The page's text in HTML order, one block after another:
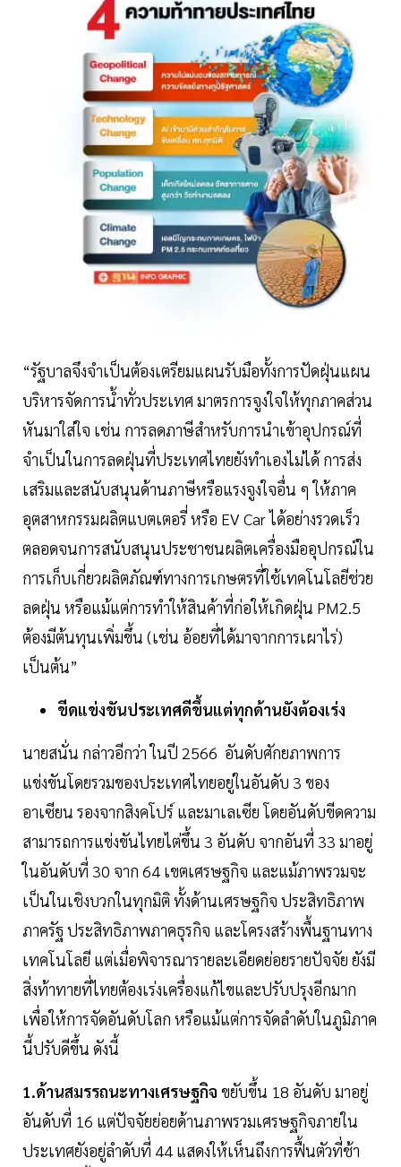
“รัฐบาลจึงจำเป็นต้องเตรียมแผนรับมือทั้งการปัดฝุ่นแผน
บริหารจัดการน้ำทั่วประเทศ มาตรการจูงใจให้ทุกภาคส่วน
หันมาใส่ใจ เช่น การลดภาษีสำหรับการนำเข้าอุปกรณ์ที่
จำเป็นในการลดฝุ่นที่ประเทศไทยยังทำเองไม่ได้ การส่ง
เสริมและสนับสนุนด้านภาษีหรือแรงจูงใจอื่น ๆ ให้ภาค
อุตสาหกรรมผลิตแบตเตอรี่ หรือ EV Car ได้อย่างรวดเร็ว
ตลอดจนการสนับสนุนประชาชนผลิตเครื่องมืออุปกรณ์ใน
การเก็บเกี่ยวผลิตภัณฑ์ทางการเกษตรที่ใช้เทคโนโลยีช่วย
ลดฝุ่น หรือแม้แต่การทำให้สินค้าที่ก่อให้เกิดฝุ่น PM2.5
ต้องมีต้นทุนเพิ่มขึ้น (เช่น อ้อยที่ได้มาจากการเผาไร่)
เป็นต้น”
ขีดแข่งขันประเทศดีขึ้นแต่ทุกด้านยังต้องเร่ง
นายสนั่น กล่าวอีกว่า ในปี 2566 อันดับศักยภาพการ
แข่งขันโดยรวมของประเทศไทยอยู่ในอันดับ 3 ของ
อาเซียน รองจากสิงคโปร์ และมาเลเซีย โดยอันดับขีดความ
สามารถการแข่งขันไทยไต่ขึ้น 3 อันดับ จากอันที่ 33 มาอยู่
ในอันดับที่ 30 จาก 64 เขตเศรษฐกิจ และแม้ภาพรวมจะ
เป็นในเชิงบวกในทุกมิติ ทั้งด้านเศรษฐกิจ ประสิทธิภาพ
ภาครัฐ ประสิทธิภาพภาคธุรกิจ และโครงสร้างพื้นฐานทาง
เทคโนโลยี แต่เมื่อพิจารณารายละเอียดย่อยรายปัจจัย ยังมี
สิ่งท้าทายที่ไทยต้องเร่งเครื่องแก้ไขและปรับปรุงอีกมาก
เพื่อให้การจัดอันดับโลก หรือแม้แต่การจัดลำดับในภูมิภาค
นี้ปรับดีขึ้น ดังนี้
1.ด้านสมรรถนะทางเศรษฐกิจ ขยับขึ้น 18 อันดับ มาอยู่
อันดับที่ 16 แต่ปัจจัยย่อยด้านภาพรวมเศรษฐกิจภายใน
ประเทศยังอยู่ลำดับที่ 44 แสดงให้เห็นถึงการฟื้นตัวที่ช้า